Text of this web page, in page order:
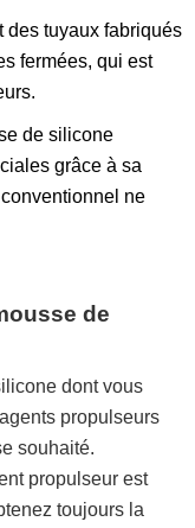
des tuyaux fabriqués
fermées, qui est
de silicone
grâce à sa
ne
de
dont vous
propulseurs
souhaité.
propulseur est
toujours la